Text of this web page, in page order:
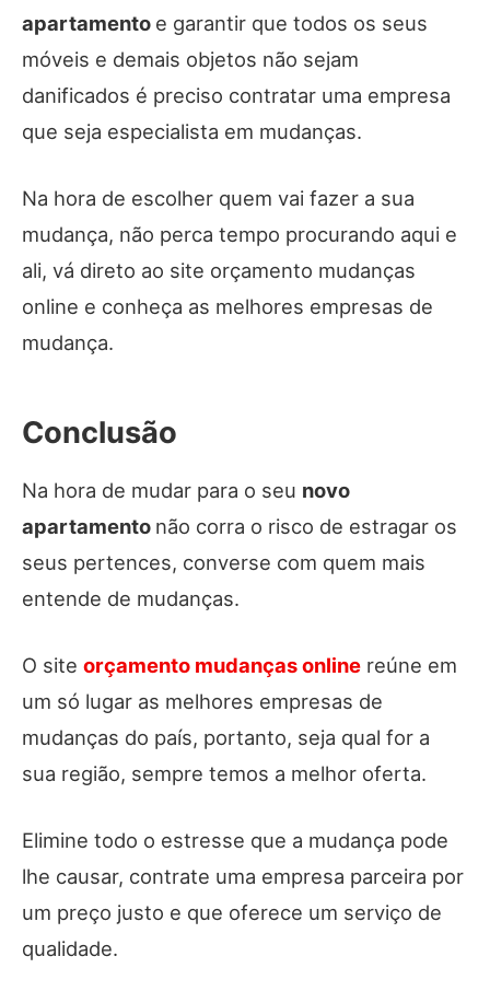
apartamento e garantir que todos os seus
móveis e demais objetos não sejam
danificados é preciso contratar uma empresa
que seja especialista em mudanças.
Na hora de escolher quem vai fazer a sua
mudança, não perca tempo procurando aqui e
ali, vá direto ao site orçamento mudanças
online e conheça as melhores empresas de
mudança.
Conclusão
Na hora de mudar para o seu novo
apartamento não corra o risco de estragar os
seus pertences, converse com quem mais
entende de mudanças.
O site orçamento mudanças online reúne em
um só lugar as melhores empresas de
mudanças do país, portanto, seja qual for a
sua região, sempre temos a melhor oferta.
Elimine todo o estresse que a mudança pode
lhe causar, contrate uma empresa parceira por
um preço justo e que oferece um serviço de
qualidade.